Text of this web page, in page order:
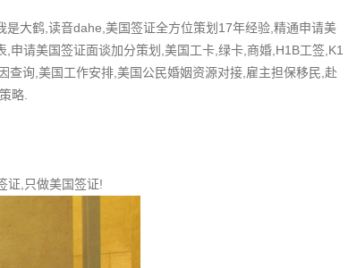
大鹤,读音dahe,美国签证全方位策划17年经验,精通申请美
请美国签证面谈加分策划,美国工卡,绿卡,商婚,H1B工签,K1
查询,美国工作安排,美国公民婚姻资源对接,雇主担保移民,赴
略.
证,只做美国签证!